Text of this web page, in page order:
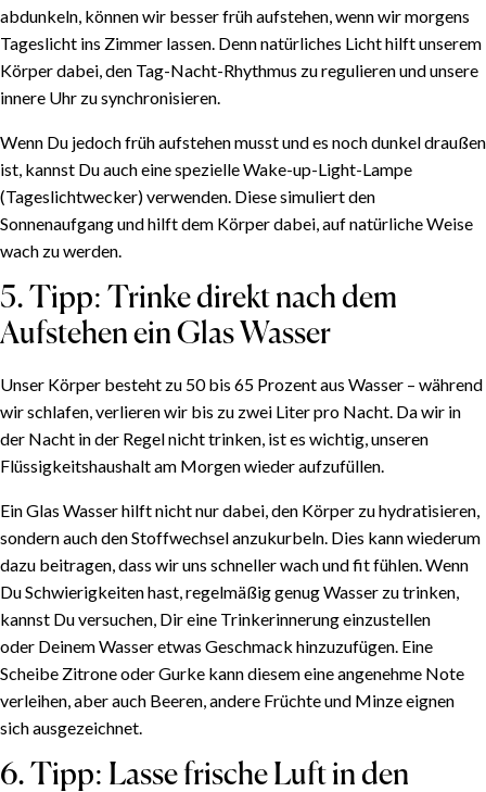
abdunkeln, können wir besser früh aufstehen, wenn wir morgens
Tageslicht ins Zimmer lassen. Denn natürliches Licht hilft unserem
Körper dabei, den Tag-Nacht-Rhythmus zu regulieren und unsere
innere Uhr zu synchronisieren.
Wenn Du jedoch früh aufstehen musst und es noch dunkel draußen
ist, kannst Du auch eine spezielle Wake-up-Light-Lampe
(Tageslichtwecker) verwenden. Diese simuliert den
Sonnenaufgang und hilft dem Körper dabei, auf natürliche Weise
wach zu werden.
5. Tipp: Trinke direkt nach dem
Aufstehen ein Glas Wasser
Unser Körper besteht zu 50 bis 65 Prozent aus Wasser – während
wir schlafen, verlieren wir bis zu zwei Liter pro Nacht. Da wir in
der Nacht in der Regel nicht trinken, ist es wichtig, unseren
Flüssigkeitshaushalt am Morgen wieder aufzufüllen.
Ein Glas Wasser hilft nicht nur dabei, den Körper zu hydratisieren,
sondern auch den Stoffwechsel anzukurbeln. Dies kann wiederum
dazu beitragen, dass wir uns schneller wach und fit fühlen. Wenn
Du Schwierigkeiten hast, regelmäßig genug Wasser zu trinken,
kannst Du versuchen, Dir eine Trinkerinnerung einzustellen
oder Deinem Wasser etwas Geschmack hinzuzufügen. Eine
Scheibe Zitrone oder Gurke kann diesem eine angenehme Note
verleihen, aber auch Beeren, andere Früchte und Minze eignen
sich ausgezeichnet.
6. Tipp: Lasse frische Luft in den